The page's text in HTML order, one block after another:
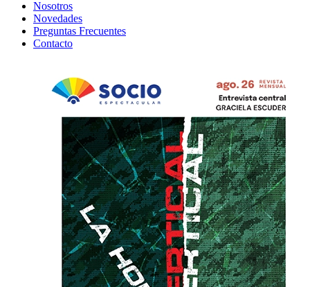
Nosotros
Novedades
Preguntas Frecuentes
Contacto